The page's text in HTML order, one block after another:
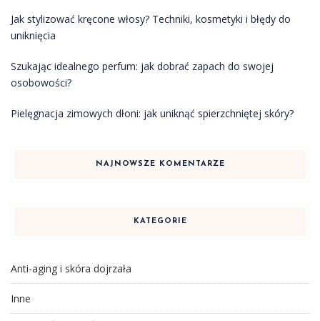
Jak stylizować kręcone włosy? Techniki, kosmetyki i błędy do
uniknięcia
Szukając idealnego perfum: jak dobrać zapach do swojej
osobowości?
Pielęgnacja zimowych dłoni: jak uniknąć spierzchniętej skóry?
NAJNOWSZE KOMENTARZE
KATEGORIE
Anti-aging i skóra dojrzała
Inne